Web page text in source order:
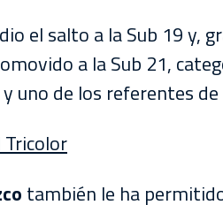
el salto a la Sub 19 y,
a la Sub 21,
de los referentes de
también le ha